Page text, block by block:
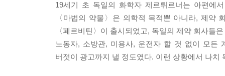
템러사는 하루에 83만 3,000정의 알약을 생산했
했기 때문이다. 이제는 하인리히 뵐도 부모에게
--- p.101
로멜 소장은 한 치의 망설임 없이 그대로 적진으
19세기 초 독일의 화학자 제르튀르너는 아편에
〈마법의 약물〉은 의학적 목적뿐 아니라, 제약
〈페르비틴〉이 출시되었고, 독일의 제약 회사들
노동자, 소방관, 미용사, 운전자 할 것 없이 모든
버젓이 광고까지 낼 정도였다. 이런 상황에서 나